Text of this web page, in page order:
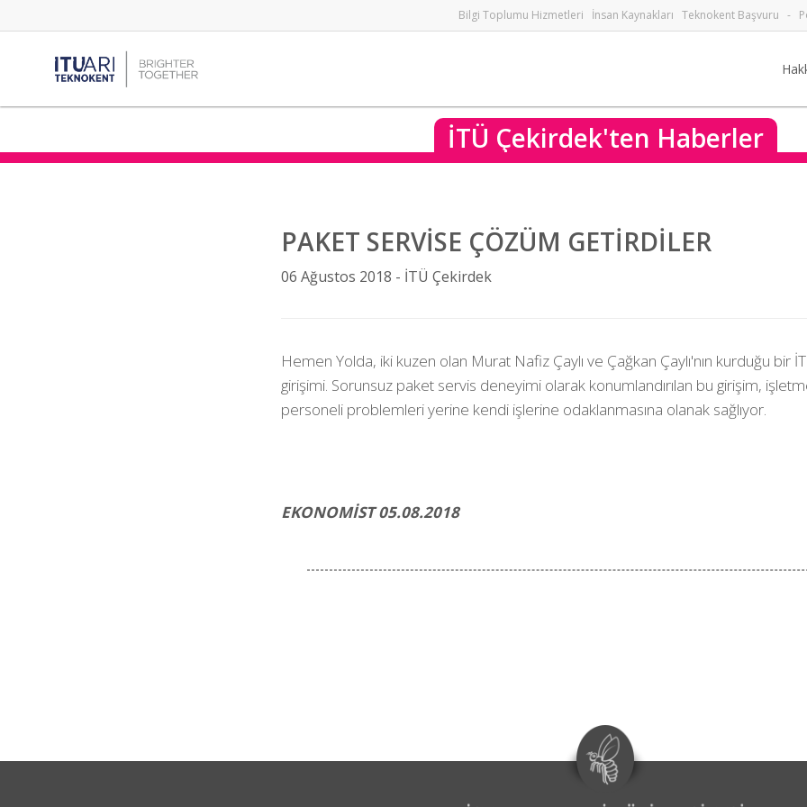
Bilgi Toplumu Hizmetleri İnsan Kaynakları Teknokent Başvuru -
İTÜ Çekirdek'ten Haberler
PAKET SERVİSE ÇÖZÜM GETİRDİLER
06 Ağustos 2018 - İTÜ Çekirdek
Hemen Yolda, iki kuzen olan Murat Nafiz Çaylı ve Çağkan Çaylı'nın kurduğu bir
girişimi. Sorunsuz paket servis deneyimi olarak konumlandırılan bu girişim,
personeli problemleri yerine kendi işlerine odaklanmasına olanak sağlıyor.
EKONOMİST 05.08.2018